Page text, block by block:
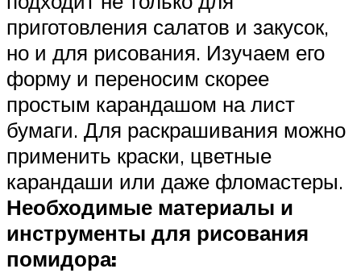
приготовления салатов и закусок,
но и для рисования. Изучаем его
форму и переносим скорее
простым карандашом на лист
бумаги. Для раскрашивания можно
применить краски, цветные
карандаши или даже фломастеры.
Необходимые материалы и
инструменты для рисования
помидора: